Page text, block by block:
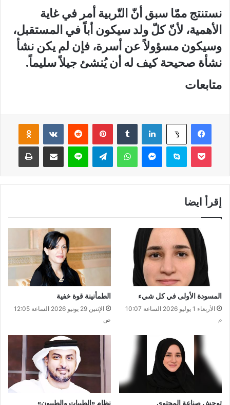
نستنتج ممّا سبق أنّ التّربية أمر في غاية
الأهمية، لأنّ كلّ ولد سيكون أباً في المستقبل،
وسيكون مسؤولاً عن أسرة، فإن لم يكن نشأ
نشأة صحيحة كيف له أن يُنشئ جيلاً سليماً.
متابعات
فيسبوك ‫X لينكدإن بينتيريست
سكايب واتساب لاين
إقرأ ايضا
المسودة الأولى في كل شيء
الأربعاء 1 يوليو 2026 الساعة 10:07
م
الطمأنينة قوة خفية
الإثنين 29 يونيو 2026 الساعة 12:05
ص
توحش صناعة المحتوى نظام «الطيبات والطيبون»